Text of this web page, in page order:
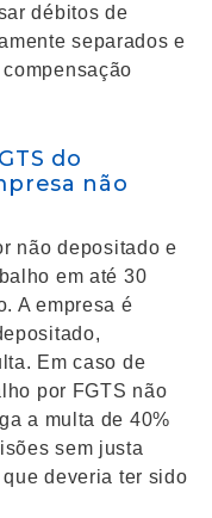
débitos de
separados e
do
não
não depositado e
em até 30
A empresa é
Em caso de
por FGTS não
a multa de 40%
sem justa
deveria ter sido